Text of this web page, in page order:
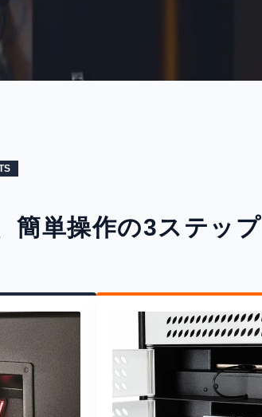
簡単操作の3ステップ